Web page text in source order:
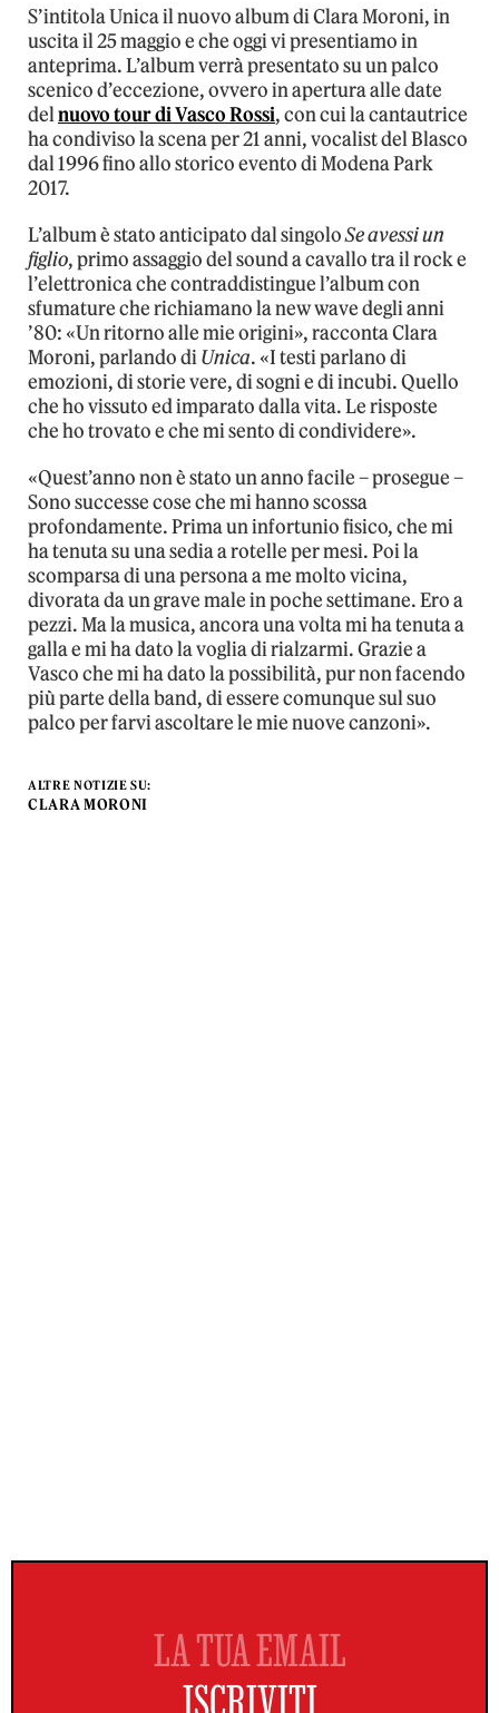
S’intitola Unica il nuovo album di Clara Moroni, in
uscita il 25 maggio e che oggi vi presentiamo in
anteprima. L’album verrà presentato su un palco
scenico d’eccezione, ovvero in apertura alle date
delnuovo tour di Vasco Rossi, con cui la cantautrice
ha condiviso la scena per 21 anni, vocalist del Blasco
dal 1996 fino allo storico evento di Modena Park
2017.
L’album è stato anticipato dal singoloSe avessi un
figlio, primo assaggio del sound a cavallo tra il rock e
l’elettronica che contraddistingue l’album con
sfumature che richiamano la new wave degli anni
’80: «Un ritorno alle mie origini», racconta Clara
Moroni, parlando diUnica. «I testi parlano di
emozioni, di storie vere, di sogni e di incubi. Quello
che ho vissuto ed imparato dalla vita. Le risposte
che ho trovato e che mi sento di condividere».
«Quest’anno non è stato un anno facile – prosegue –
Sono successe cose che mi hanno scossa
profondamente. Prima un infortunio fisico, che mi
ha tenuta su una sedia a rotelle per mesi. Poi la
scomparsa di una persona a me molto vicina,
divorata da un grave male in poche settimane. Ero a
pezzi. Ma la musica, ancora una volta mi ha tenuta a
galla e mi ha dato la voglia di rialzarmi. Grazie a
Vasco che mi ha dato la possibilità, pur non facendo
più parte della band, di essere comunque sul suo
palco per farvi ascoltare le mie nuove canzoni».
ALTRE NOTIZIE SU:
CLARA MORONI